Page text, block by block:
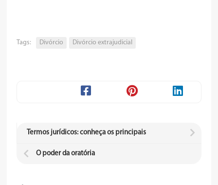
Tags: Divórcio Divórcio extrajudicial
Termos jurídicos: conheça os principais
O poder da oratória